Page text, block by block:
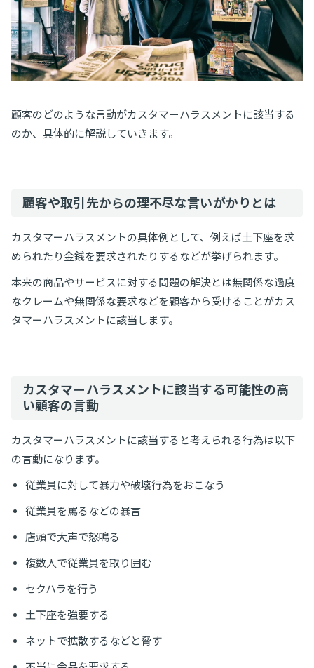
顧客のどのような言動がカスタマーハラスメントに該当する
のか、具体的に解説していきます。
顧客や取引先からの理不尽な言いがかりとは
カスタマーハラスメントの具体例として、例えば土下座を求
められたり金銭を要求されたりするなどが挙げられます。
本来の商品やサービスに対する問題の解決とは無関係な過度
なクレームや無関係な要求などを顧客から受けることがカス
タマーハラスメントに該当します。
カスタマーハラスメントに該当する可能性の高
い顧客の言動
カスタマーハラスメントに該当すると考えられる行為は以下
の言動になります。
従業員に対して暴力や破壊行為をおこなう
従業員を罵るなどの暴言
店頭で大声で怒鳴る
複数人で従業員を取り囲む
セクハラを行う
土下座を強要する
ネットで拡散するなどと脅す